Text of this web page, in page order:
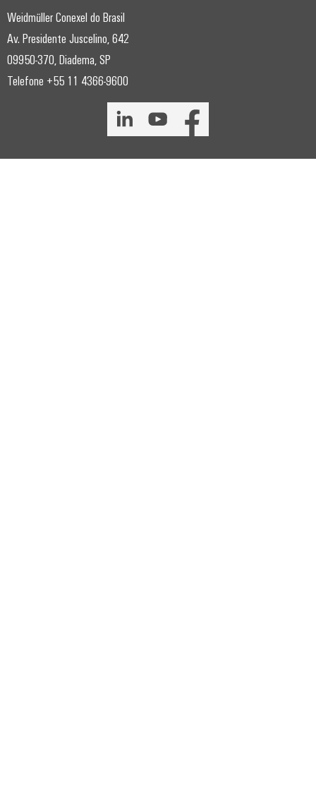
Weidmüller Conexel do Brasil
Av. Presidente Juscelino, 642
09950-370, Diadema, SP
Telefone +55 11 4366-9600